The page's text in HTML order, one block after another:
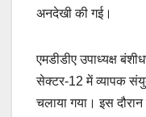
अनदेखी की गई।
एमडीडीए उपाध्यक्ष
सेक्टर-12 में व्यापक
चलाया गया। इस दौरान